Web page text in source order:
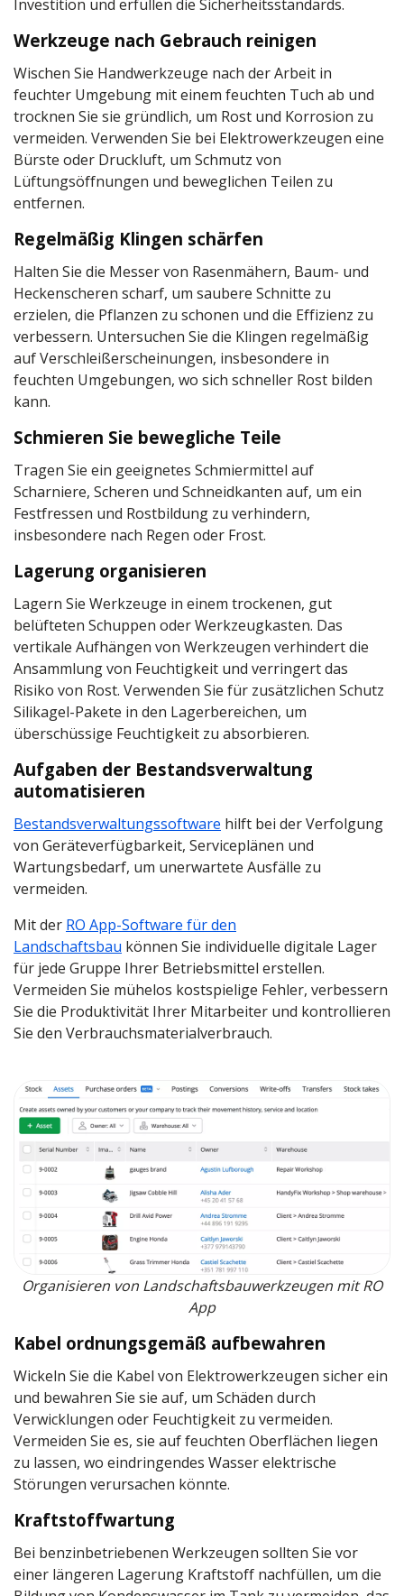
Investition und erfüllen die Sicherheitsstandards.
Werkzeuge nach Gebrauch reinigen
Wischen Sie Handwerkzeuge nach der Arbeit in
feuchter Umgebung mit einem feuchten Tuch ab und
trocknen Sie sie gründlich, um Rost und Korrosion zu
vermeiden. Verwenden Sie bei Elektrowerkzeugen eine
Bürste oder Druckluft, um Schmutz von
Lüftungsöffnungen und beweglichen Teilen zu
entfernen.
Regelmäßig Klingen schärfen
Halten Sie die Messer von Rasenmähern, Baum- und
Heckenscheren scharf, um saubere Schnitte zu
erzielen, die Pflanzen zu schonen und die Effizienz zu
verbessern. Untersuchen Sie die Klingen regelmäßig
auf Verschleißerscheinungen, insbesondere in
feuchten Umgebungen, wo sich schneller Rost bilden
kann.
Schmieren Sie bewegliche Teile
Tragen Sie ein geeignetes Schmiermittel auf
Scharniere, Scheren und Schneidkanten auf, um ein
Festfressen und Rostbildung zu verhindern,
insbesondere nach Regen oder Frost.
Lagerung organisieren
Lagern Sie Werkzeuge in einem trockenen, gut
belüfteten Schuppen oder Werkzeugkasten. Das
vertikale Aufhängen von Werkzeugen verhindert die
Ansammlung von Feuchtigkeit und verringert das
Risiko von Rost. Verwenden Sie für zusätzlichen Schutz
Silikagel-Pakete in den Lagerbereichen, um
überschüssige Feuchtigkeit zu absorbieren.
Aufgaben der Bestandsverwaltung
automatisieren
Bestandsverwaltungssoftware hilft bei der Verfolgung
von Geräteverfügbarkeit, Serviceplänen und
Wartungsbedarf, um unerwartete Ausfälle zu
vermeiden.
Mit der RO App-Software für den
Landschaftsbau können Sie individuelle digitale Lager
für jede Gruppe Ihrer Betriebsmittel erstellen.
Vermeiden Sie mühelos kostspielige Fehler, verbessern
Sie die Produktivität Ihrer Mitarbeiter und kontrollieren
Sie den Verbrauchsmaterialverbrauch.
Organisieren von Landschaftsbauwerkzeugen mit RO
App
Kabel ordnungsgemäß aufbewahren
Wickeln Sie die Kabel von Elektrowerkzeugen sicher ein
und bewahren Sie sie auf, um Schäden durch
Verwicklungen oder Feuchtigkeit zu vermeiden.
Vermeiden Sie es, sie auf feuchten Oberflächen liegen
zu lassen, wo eindringendes Wasser elektrische
Störungen verursachen könnte.
Kraftstoffwartung
Bei benzinbetriebenen Werkzeugen sollten Sie vor
einer längeren Lagerung Kraftstoff nachfüllen, um die